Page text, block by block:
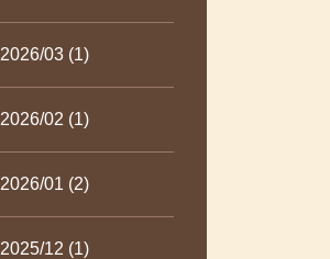
2026/03 (1)
2026/02 (1)
2026/01 (2)
2025/12 (1)